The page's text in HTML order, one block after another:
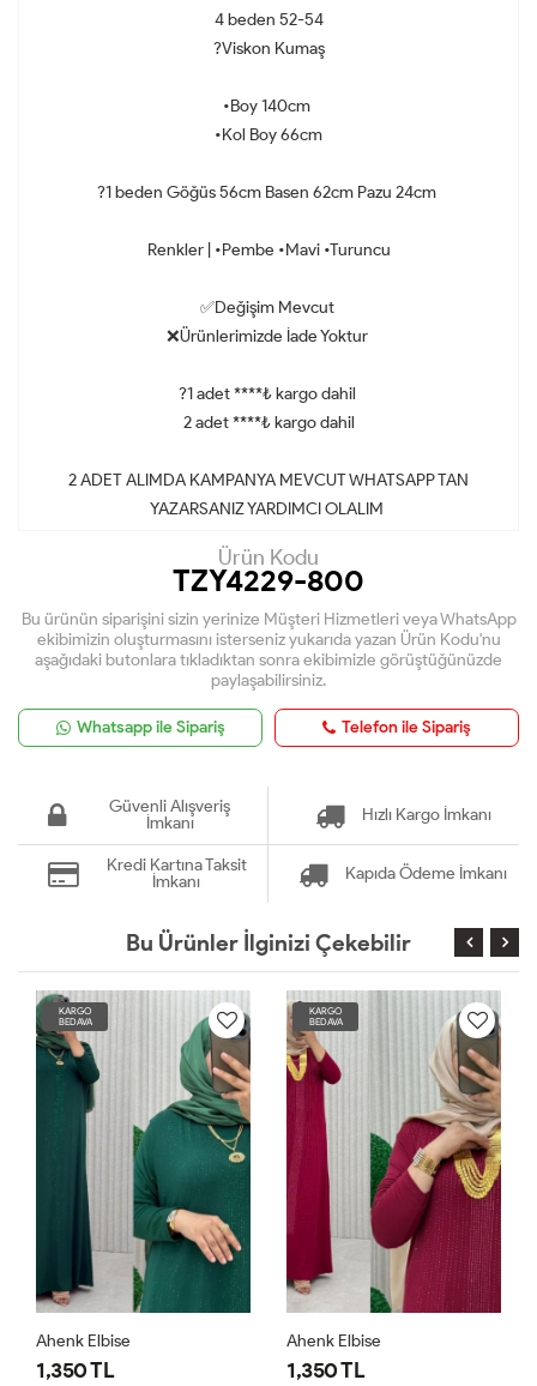
4 beden 52-54
?Viskon Kumaş
•Boy 140cm
•Kol Boy 66cm
?1 beden Göğüs 56cm Basen 62cm Pazu 24cm
Renkler | •Pembe •Mavi •Turuncu
✅Değişim Mevcut
❌Ürünlerimizde İade Yoktur
?1 adet ****₺ kargo dahil
2 adet ****₺ kargo dahil
2 ADET ALIMDA KAMPANYA MEVCUT WHATSAPP TAN
YAZARSANIZ YARDIMCI OLALIM
Ürün Kodu
TZY4229-800
Bu ürünün siparişini sizin yerinize Müşteri Hizmetleri veya WhatsApp
ekibimizin oluşturmasını isterseniz yukarıda yazan Ürün Kodu'nu
aşağıdaki butonlara tıkladıktan sonra ekibimizle görüştüğünüzde
paylaşabilirsiniz.
Whatsapp ile Sipariş Telefon ile Sipariş
Güvenli Alışveriş
İmkanı
Hızlı Kargo İmkanı
Kredi Kartına Taksit
İmkanı
Kapıda Ödeme İmkanı
Bu Ürünler İlginizi Çekebilir
KARGO
BEDAVA
Ahenk Elbise
1,350 TL
KARGO
BEDAVA
Ahenk Elbise
1,350 TL